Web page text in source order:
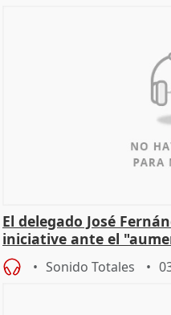
El delegado José
iniciative ante el
hogar en Madri
Sonido Totales